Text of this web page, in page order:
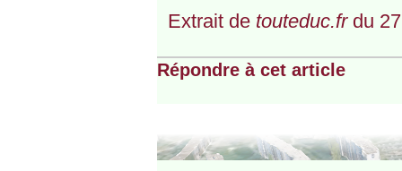
Extrait de touteduc.frdu
Répondre à cet article